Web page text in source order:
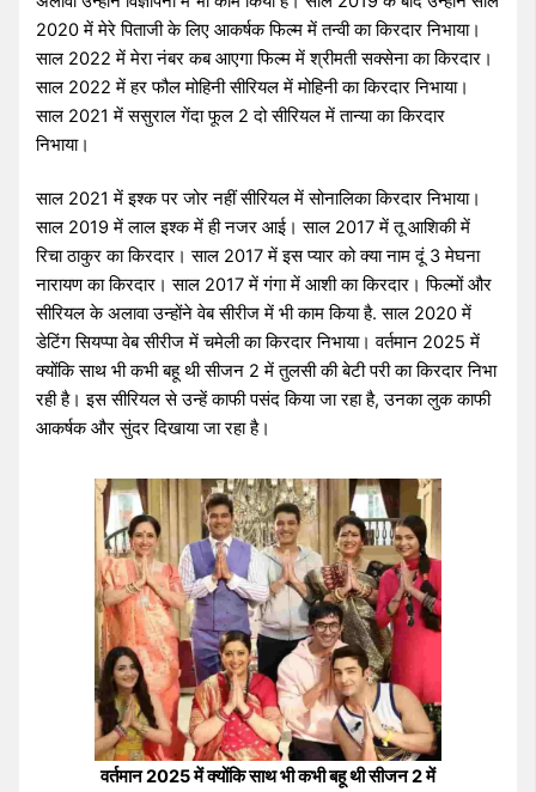
2020 में मेरे पिताजी के लिए आकर्षक फिल्म में तन्वी का किरदार निभाया।
साल 2022 में मेरा नंबर कब आएगा फिल्म में श्रीमती सक्सेना का किरदार।
साल 2022 में हर फौल मोहिनी सीरियल में मोहिनी का किरदार निभाया।
साल 2021 में ससुराल गेंदा फूल 2 दो सीरियल में तान्या का किरदार
निभाया।
साल 2021 में इश्क पर जोर नहीं सीरियल में सोनालिका किरदार निभाया।
साल 2019 में लाल इश्क में ही नजर आई। साल 2017 में तू आशिकी में
रिचा ठाकुर का किरदार। साल 2017 में इस प्यार को क्या नाम दूं 3 मेघना
नारायण का किरदार। साल 2017 में गंगा में आशी का किरदार। फिल्मों और
सीरियल के अलावा उन्होंने वेब सीरीज में भी काम किया है. साल 2020 में
डेटिंग सियप्पा वेब सीरीज में चमेली का किरदार निभाया। वर्तमान 2025 में
क्योंकि साथ भी कभी बहू थी सीजन 2 में तुलसी की बेटी परी का किरदार निभा
रही है। इस सीरियल से उन्हें काफी पसंद किया जा रहा है, उनका लुक काफी
आकर्षक और सुंदर दिखाया जा रहा है।
वर्तमान 2025 में क्योंकि साथ भी कभी बहू थी सीजन 2 में